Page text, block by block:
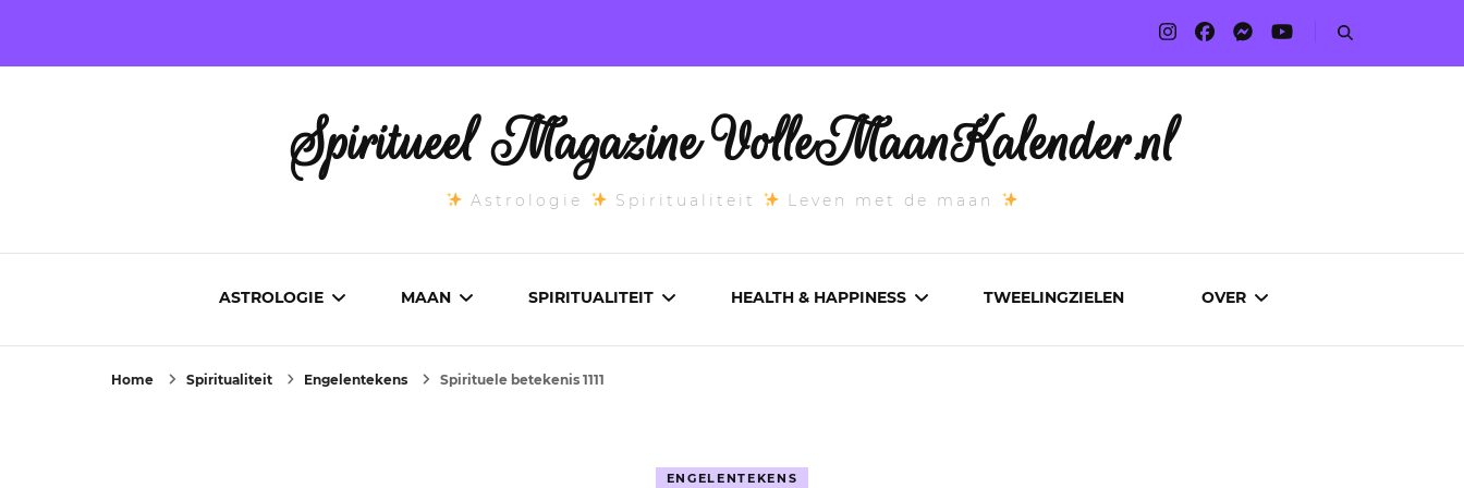
Spiritueel Magazine VolleMaanKalender.nl
Astrologie Spiritualiteit Leven met de maan
ASTROLOGIE MAAN SPIRITUALITEIT HEALTH & HAPPINESS TWEELINGZIELEN OVER
Home Spiritualiteit Engelentekens Spirituele betekenis 1111
ENGELENTEKENS